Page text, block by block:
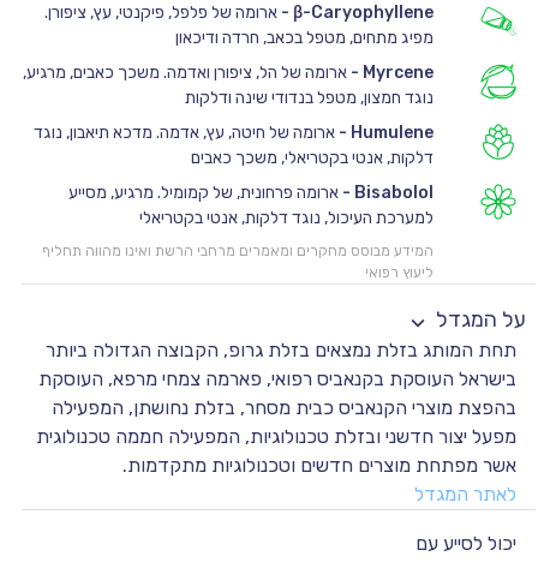
β-Caryophyllene
-ארומה של פלפל, פיקנטי, עץ, ציפורן.
מפיג מתחים, מטפל בכאב, חרדה ודיכאון
Myrcene
-ארומה של הל, ציפורן ואדמה. משכך כאבים, מרגיע,
נוגד חמצון, מטפל בנדודי שינה ודלקות
Humulene
-ארומה של חיטה, עץ, אדמה. מדכא תיאבון, נוגד
דלקות, אנטי בקטריאלי, משכך כאבים
Bisabolol
-ארומה פרחונית, של קמומיל. מרגיע, מסייע
למערכת העיכול, נוגד דלקות, אנטי בקטריאלי
המידע מבוסס מחקרים ומאמרים מרחבי הרשת ואינו מהווה תחליף
ליעוץ רפואי
על המגדל
תחת המותג בזלת נמצאים בזלת גרופ, הקבוצה הגדולה ביותר
בישראל העוסקת בקנאביס רפואי, פארמה צמחי מרפא, העוסקת
בהפצת מוצרי הקנאביס כבית מסחר, בזלת נחושתן, המפעילה
מפעל יצור חדשני ובזלת טכנולוגיות, המפעילה חממה טכנולוגית
אשר מפתחת מוצרים חדשים וטכנולוגיות מתקדמות.
לאתר המגדל
יכול לסייע עם